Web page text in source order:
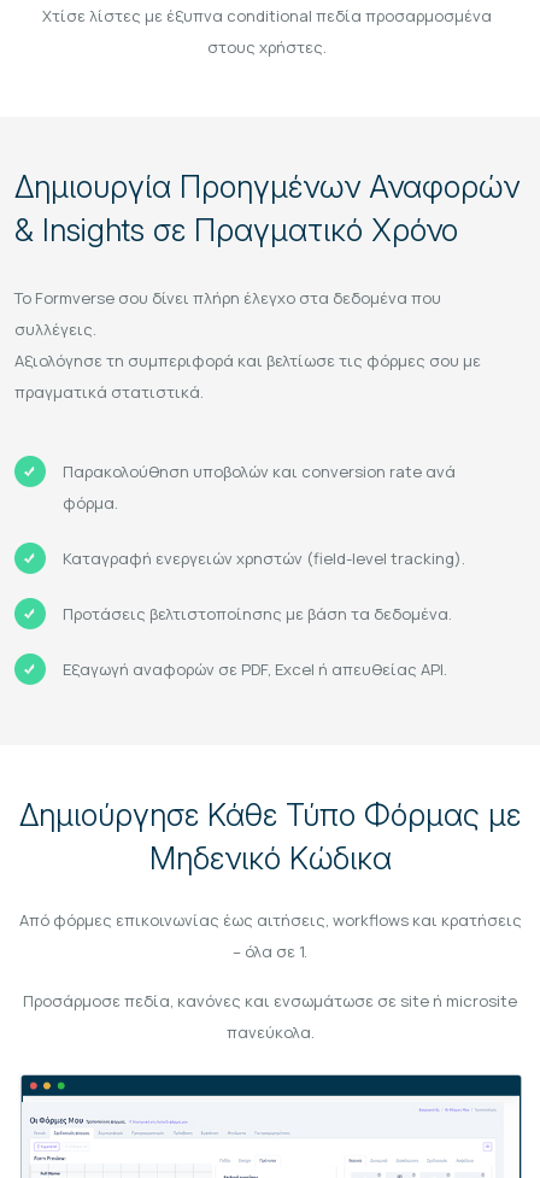
Χτίσε λίστες με έξυπνα conditional πεδία προσαρμοσμένα
στους χρήστες.
Δημιουργία Προηγμένων Αναφορών
& Insights σε Πραγματικό Χρόνο
Το Formverse σου δίνει πλήρη έλεγχο στα δεδομένα που
συλλέγεις.
Αξιολόγησε τη συμπεριφορά και βελτίωσε τις φόρμες σου με
πραγματικά στατιστικά.
Παρακολούθηση υποβολών και conversion rate ανά
φόρμα.
Καταγραφή ενεργειών χρηστών (field-level tracking).
Προτάσεις βελτιστοποίησης με βάση τα δεδομένα.
Εξαγωγή αναφορών σε PDF, Excel ή απευθείας API.
Δημιούργησε Κάθε Τύπο Φόρμας με
Μηδενικό Κώδικα
Από φόρμες επικοινωνίας έως αιτήσεις, workflows και κρατήσεις
– όλα σε 1.
Προσάρμοσε πεδία, κανόνες και ενσωμάτωσε σε site ή microsite
πανεύκολα.